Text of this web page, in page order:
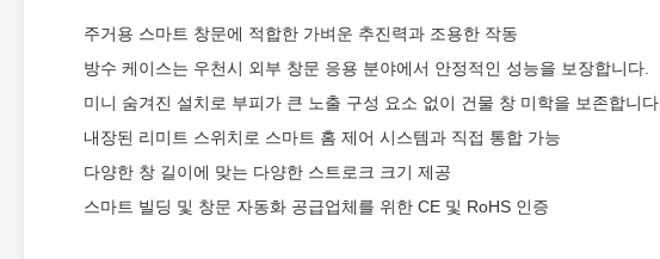
주거용 스마트 창문에 적합한 가벼운 추진력과 조용한 작동
방수 케이스는 우천시 외부 창문 응용 분야에서 안정적인 성능을 보장합니다.
미니 숨겨진 설치로 부피가 큰 노출 구성 요소 없이 건물 창 미학을 보존합니다.
내장된 리미트 스위치로 스마트 홈 제어 시스템과 직접 통합 가능
다양한 창 길이에 맞는 다양한 스트로크 크기 제공
스마트 빌딩 및 창문 자동화 공급업체를 위한 CE 및 RoHS 인증